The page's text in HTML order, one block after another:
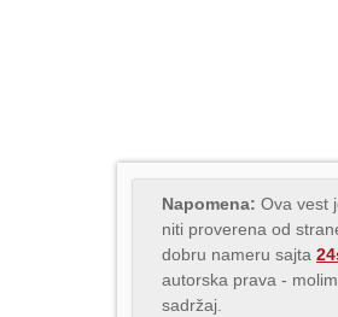
Napomena: Ova vest
niti proverena od
dobru nameru sajta
autorska prava -
sadržaj.